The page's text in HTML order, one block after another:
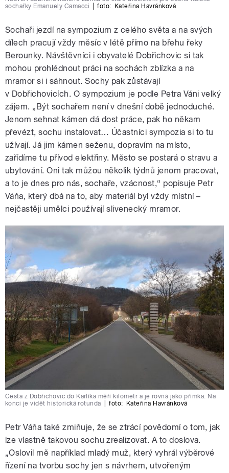
sochařky Emanuely Camacci
foto: Kateřina Havránková
Sochaři jezdí na sympozium z celého světa a na svých
dílech pracují vždy měsíc v létě přímo na břehu řeky
Berounky. Návštěvníci i obyvatelé Dobřichovic si tak
mohou prohlédnout práci na sochách zblízka a na
mramor si i sáhnout. Sochy pak zůstávají
v Dobřichovicích. O sympozium je podle Petra Váni velký
zájem. „Být sochařem není v dnešní době jednoduché.
Jenom sehnat kámen dá dost práce, pak ho někam
převézt, sochu instalovat… Účastníci sympozia si to tu
užívají. Já jim kámen seženu, dopravím na místo,
zařídíme tu přívod elektřiny. Město se postará o stravu a
ubytování. Oni tak můžou několik týdnů jenom pracovat,
a to je dnes pro nás, sochaře, vzácnost,“ popisuje Petr
Váňa, který dbá na to, aby materiál byl vždy místní –
nejčastěji umělci používají slivenecký mramor.
Cesta z Dobřichovic do Karlíka měří kilometr a je rovná jako přímka. Na
konci je vidět historická rotunda
foto: Kateřina Havránková
Petr Váňa také zmiňuje, že se ztrácí povědomí o tom, jak
lze vlastně takovou sochu zrealizovat. A to doslova.
„Oslovil mě například mladý muž, který vyhrál výběrové
řízení na tvorbu sochy jen s návrhem, utvořeným